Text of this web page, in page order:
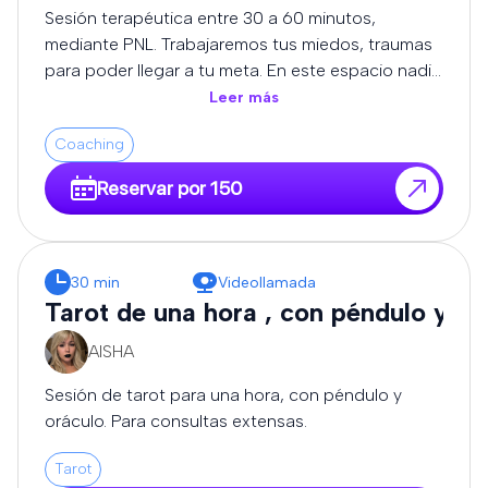
cómo avanzar con mayor conciencia y
empoderamiento. 💫 ¿Para quién es este servicio?
Para quienes buscan más que predicciones. Si
deseas comprender el “por qué” detrás de lo que
este servicio es para ti. 🌟 Beneficios: Claridad en
momentos de duda Acompañamiento en
procesos de cambio Comprensión emocional y
espiritual Dirección y motivación para avanzar
Cada lectura se realiza en un espacio seguro,
confidencial y enriquecedor, donde tu crecimiento
personal es lo más importante. 🌙 Reserva tu
lectura ahora y comienza a transformar tu realidad
desde la conciencia.
Sesión terapéutica entre 30 a 60 minutos,
mediante PNL. Trabajaremos tus miedos, traumas
para poder llegar a tu meta. En este espacio nadie
te juzgará, estaré para escucharte.
Leer más
Coaching
Reservar por 150
30 min Videollamada
Tarot de una hora , con péndulo y
AISHA
Sesión de tarot para una hora, con péndulo y
oráculo. Para consultas extensas.
Tarot